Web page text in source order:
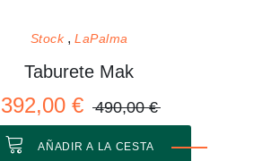
Stock LaPalma
Taburete Mak
392,00 € 490,00 €
AÑADIR A LA CESTA